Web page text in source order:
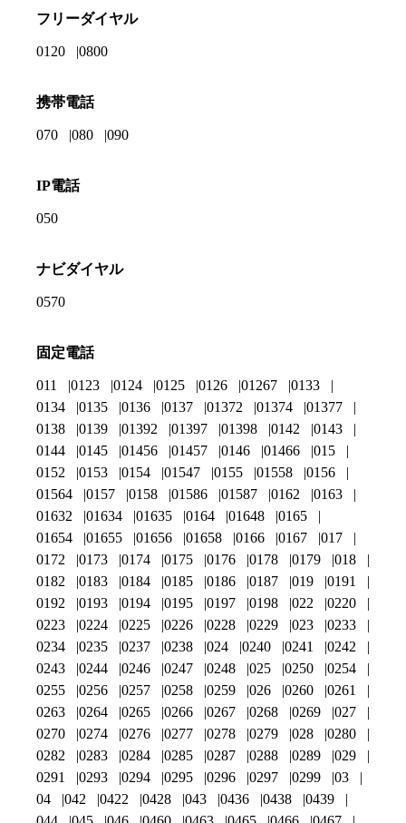
フリーダイヤル
0120 0800
携帯電話
070 080 090
IP電話
050
ナビダイヤル
0570
固定電話
011 0123 0124 0125 0126 01267
0133
0134
0135 0136 0137 01372 01374
01377
0138
0139 01392 01397 01398 0142
0143
0144
0145 01456 01457 0146 01466
015
0152
0153 0154 01547 0155 01558
0156
01564
0157 0158 01586 01587 0162
0163
01632
01634 01635 0164 01648
0165
01654
01655 01656 01658 0166 0167
017
0172
0173 0174 0175 0176 0178 0179
018
0182
0183 0184 0185 0186 0187 019
0191
0192
0193 0194 0195 0197 0198 022
0220
0223
0224 0225 0226 0228 0229 023
0233
0234
0235 0237 0238 024 0240 0241
0242
0243
0244 0246 0247 0248 025 0250
0254
0255
0256 0257 0258 0259 026 0260
0261
0263
0264 0265 0266 0267 0268 0269
027
0270
0274 0276 0277 0278 0279 028
0280
0282
0283 0284 0285 0287 0288 0289
029
0291
0293 0294 0295 0296 0297 0299
03
04
042 0422 0428 043 0436 0438
0439